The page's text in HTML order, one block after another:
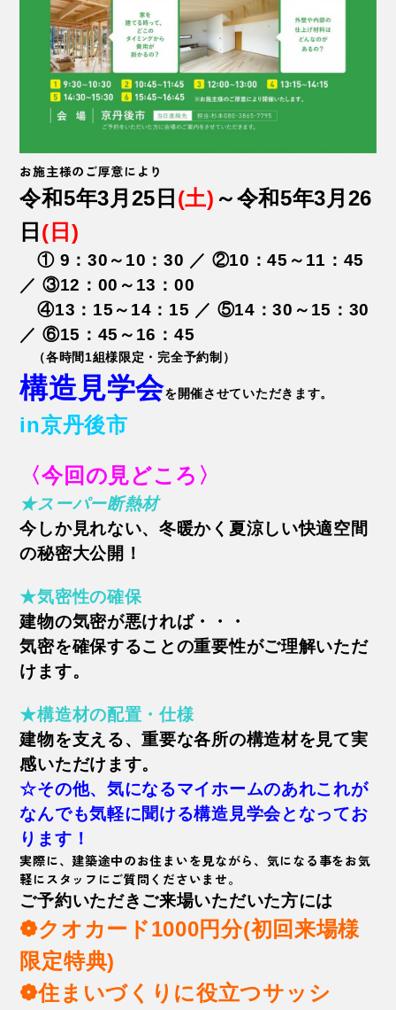
お施主様のご厚意により
令和5年3月25日 (土) ～令和5年3月26
日 (日)
① 9：30～10：30 ／ ②10：45～11：45
／ ③12：00～13：00
④13：15～14：15 ／ ⑤14：30～15：30
／ ⑥15：45～16：45
（各時間1組様限定・完全予約制）
構造見学会を開催させていただきます。
in京丹後市
〈今回の見どころ〉
★スーパー断熱材
今しか見れない、冬暖かく夏涼しい快適空間
の秘密大公開！
★気密性の確保
建物の気密が悪ければ・・・
気密を確保することの重要性がご理解いただ
けます。
★構造材の配置・仕様
建物を支える、重要な各所の構造材を見て実
感いただけます。
☆その他、気になるマイホームのあれこれが
なんでも気軽に聞ける構造見学会となってお
ります！
実際に、建築途中のお住まいを見ながら、気になる事をお気
軽にスタッフにご質問くださいませ。
ご予約いただきご来場いただいた方には
❁クオカード1000円分(初回来場様
限定特典)
❁住まいづくりに役立つサッシ